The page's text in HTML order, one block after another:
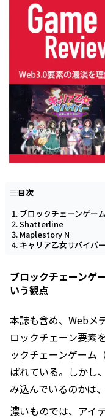
目次
ブロックチェーンゲー
Shatterline
Maplestory N
キャリア乙女サバイバー
ブロックチェーンゲ
いう観点
本誌も含め、Webメ
ロックチェーン要素
ックチェーンゲーム
ばれている。しかし
み込んでいるのかは
濃いものでは、アイ